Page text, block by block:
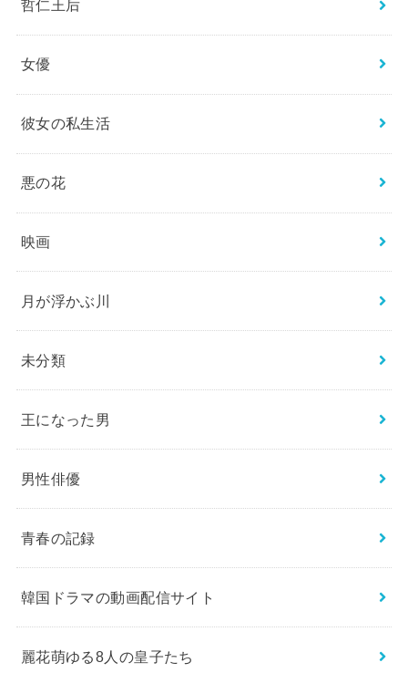
哲仁王后
女優
彼女の私生活
悪の花
映画
月が浮かぶ川
未分類
王になった男
男性俳優
青春の記録
韓国ドラマの動画配信サイト
麗花萌ゆる8人の皇子たち